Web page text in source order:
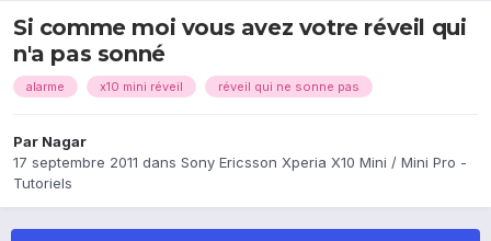
Si comme moi vous avez votre réveil qui
n'a pas sonné
alarme x10 mini réveil réveil qui ne sonne pas
Par Nagar
17 septembre 2011 dans Sony Ericsson Xperia X10 Mini / Mini Pro -
Tutoriels